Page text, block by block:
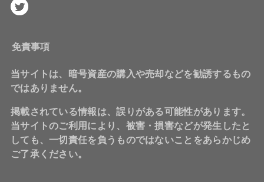
免責事項
当サイトは、暗号資産の購入や売却などを勧誘するもの
ではありません。
掲載されている情報は、誤りがある可能性があります。
当サイトのご利用により、被害・損害などが発生したと
しても、一切責任を負うものではないことをあらかじめ
ご了承ください。